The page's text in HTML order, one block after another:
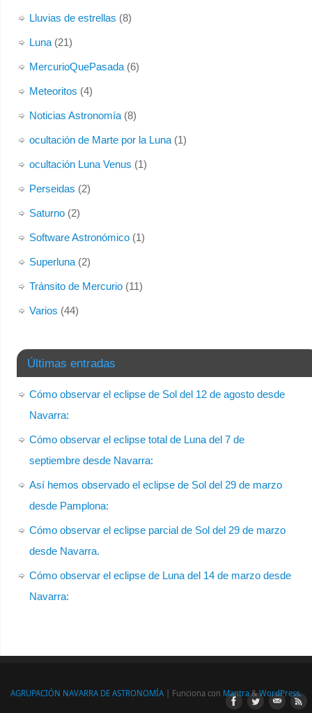
Lluvias de estrellas (8)
Luna(21)
MercurioQuePasada(6)
Meteoritos (4)
Noticias Astronomía(8)
ocultación de Marte por la Luna(1)
ocultación Luna Venus (1)
Perseidas (2)
Saturno(2)
Software Astronómico(1)
Superluna(2)
Tránsito de Mercurio(11)
Varios (44)
Últimas entradas
Cómo observar el eclipse de Sol del 12 de agosto desde
Navarra:
Cómo observar el eclipse total de Luna del 7 de
septiembre desde Navarra:
Así hemos observado el eclipse de Sol del 29 de marzo
desde Pamplona:
Cómo observar el eclipse parcial de Sol del 29 de marzo
desde Navarra.
Cómo observar el eclipse de Luna del 14 de marzo desde
Navarra:
AGRUPACIÓN NAVARRA DE ASTRONOMÍA | Funciona con Mantra&WordPress.